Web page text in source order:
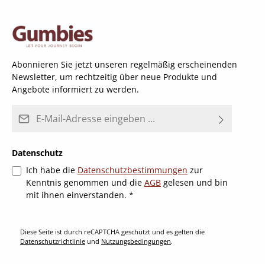
Abonnieren Sie jetzt unseren regelmäßig erscheinenden
Newsletter, um rechtzeitig über neue Produkte und
Angebote informiert zu werden.
Datenschutz
Ich habe die Datenschutzbestimmungen zur
Kenntnis genommen und die AGB gelesen und bin
mit ihnen einverstanden. *
Diese Seite ist durch reCAPTCHA geschützt und es gelten die
Datenschutzrichtlinie und Nutzungsbedingungen.